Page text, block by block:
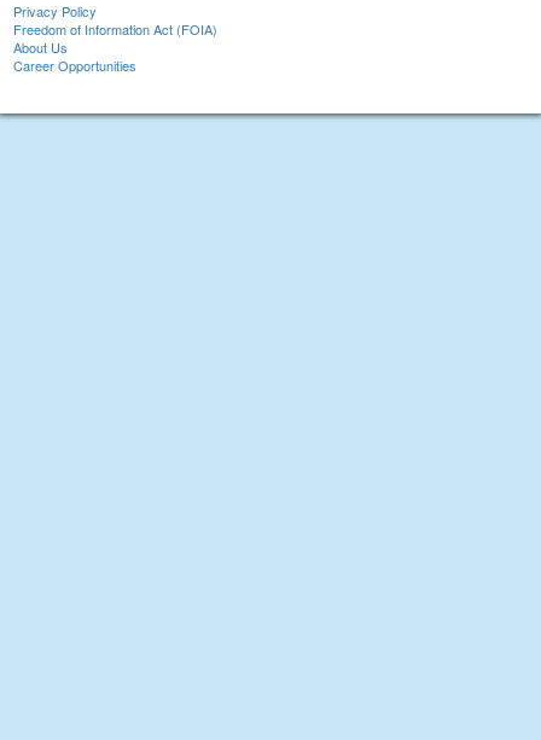
Privacy Policy
Freedom of Information Act (FOIA)
About Us
Career Opportunities